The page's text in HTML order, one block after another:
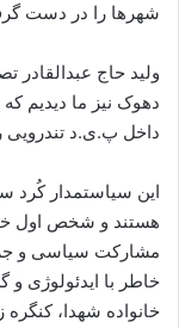
شهرها را در دست
ولید حاج عبدالقادر
دهوک نیز ما دیدیم که
داخل پ.ی.د تندرویی
این سیاستمدار کُرد
هستند و شخص اول
مشارکت سیاسی و
خاطر با ایدئولوژی و
خانواده‌ شهدا،